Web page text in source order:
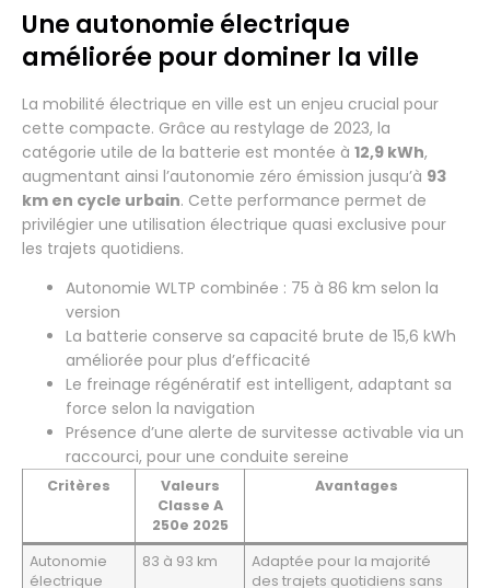
Une autonomie électrique
améliorée pour dominer la ville
La mobilité électrique en ville est un enjeu crucial pour
cette compacte. Grâce au restylage de 2023, la
catégorie utile de la batterie est montée à 12,9 kWh,
augmentant ainsi l’autonomie zéro émission jusqu’à 93
km en cycle urbain. Cette performance permet de
privilégier une utilisation électrique quasi exclusive pour
les trajets quotidiens.
Autonomie WLTP combinée : 75 à 86 km selon la
version
La batterie conserve sa capacité brute de 15,6 kWh
améliorée pour plus d’efficacité
Le freinage régénératif est intelligent, adaptant sa
force selon la navigation
Présence d’une alerte de survitesse activable via un
raccourci, pour une conduite sereine
Critères
Valeurs
Classe A
250e 2025
Avantages
Autonomie
électrique
83 à 93 km
Adaptée pour la majorité
des trajets quotidiens sans